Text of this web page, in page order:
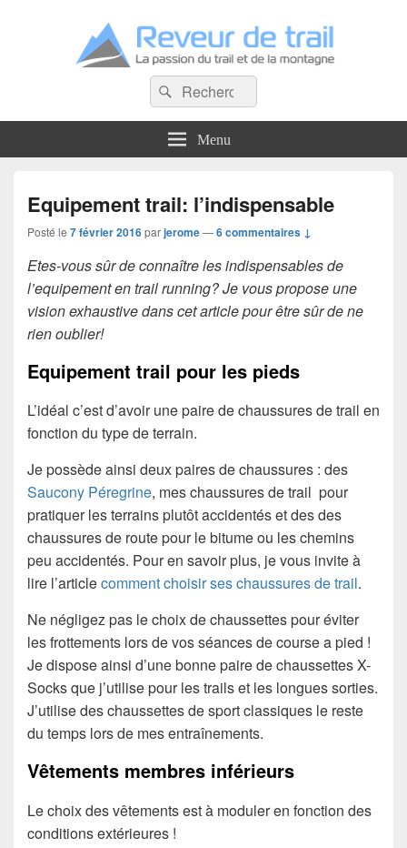
Reveur de trail
La passion du trail et de la montagneRecherche :
Rechercher
Menu
Equipement trail: l’indispensable
Posté le 7 février 2016parjerome—6 commentaires ↓
Etes-vous sûr de connaître les indispensables de
l’equipement en trail running? Je vous propose une
vision exhaustive dans cet article pour être sûr de ne
rien oublier!
Equipement trail pour les pieds
L’idéal c’est d’avoir une paire de chaussures de trail en
fonction du type de terrain.
Je possède ainsi deux paires de chaussures : des
Saucony Péregrine, mes chaussures de trail pour
pratiquer les terrains plutôt accidentés et des des
chaussures de route pour le bitume ou les chemins
peu accidentés. Pour en savoir plus, je vous invite à
lire l’articlecomment choisir ses chaussures de trail.
Ne négligez pas le choix de chaussettes pour éviter
les frottements lors de vos séances de course a pied !
Je dispose ainsi d’une bonne paire de chaussettes X-
Socks que j’utilise pour les trails et les longues sorties.
J’utilise des chaussettes de sport classiques le reste
du temps lors de mes entraînements.
Vêtements membres inférieurs
Le choix des vêtements est à moduler en fonction des
conditions extérieures !